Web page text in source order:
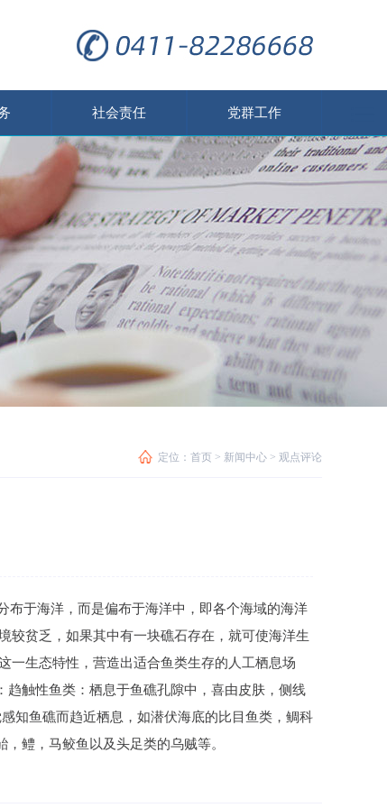
社会责任 党群工作
定位： 首页 > 新闻中心 > 观点评论
于海洋，而是偏布于海洋中，即各个海域的海洋
较贫乏，如果其中有一块礁石存在，就可使海洋生
一生态特性，营造出适合鱼类生存的人工栖息场
触性鱼类：栖息于鱼礁孔隙中，喜由皮肤，侧线
知鱼礁而趋近栖息，如潜伏海底的比目鱼类，鲷科
鳢，马鲛鱼以及头足类的乌贼等。